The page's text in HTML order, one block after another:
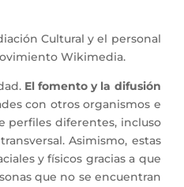
Cultural y el personal
Wikimedia.
El fomento y la difusión
con otros organismos e
perfiles diferentes, incluso
Asimismo, estas
y físicos gracias a que
que no se encuentran